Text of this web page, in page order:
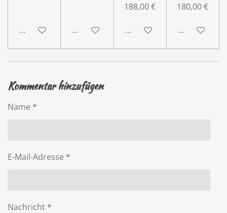
In den WarenkorbIn den Warenkorb
188,00 €
In den Warenkorb
180,00 €
In den
Kommentar hinzufügen
Name *
E-Mail-Adresse *
Nachricht *